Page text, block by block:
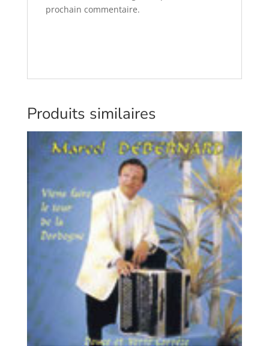
prochain commentaire.
Produits similaires